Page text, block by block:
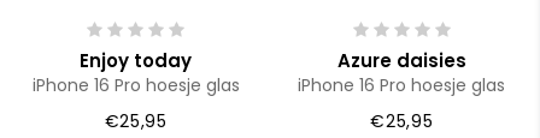
Enjoy today
iPhone 16 Pro hoesje glas
€25,95
Azure daisies
iPhone 16 Pro hoesje glas
€25,95